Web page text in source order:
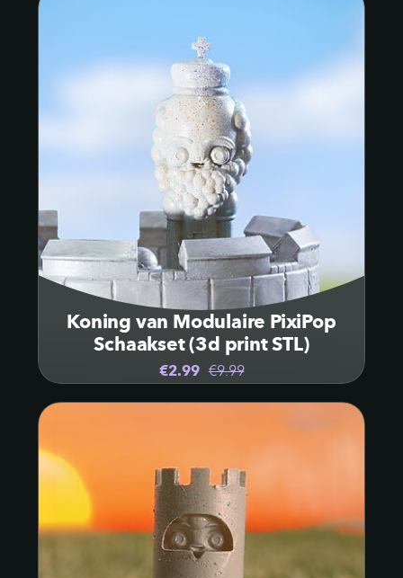
Koning van Modulaire PixiPop
Schaakset (3d print STL)
€2.99 €9.99